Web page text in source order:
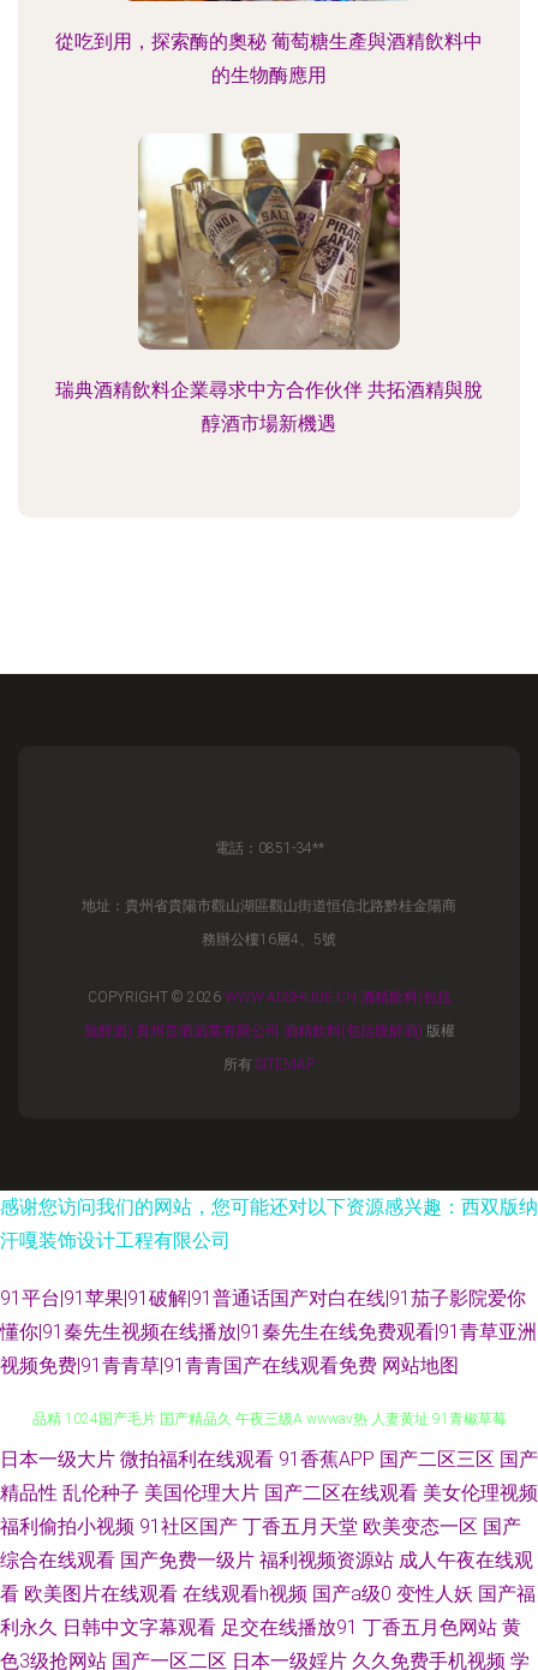
從吃到用，探索酶的奧秘 葡萄糖生產與酒精飲料中
的生物酶應用
瑞典酒精飲料企業尋求中方合作伙伴 共拓酒精與脫
醇酒市場新機遇
電話：0851-34**
地址：貴州省貴陽市觀山湖區觀山街道恒信北路黔桂金陽商
務辦公樓16層4、5號
COPYRIGHT © 2026 WWW.ADSHIJUE.CN 酒精飲料(包括
脫醇酒) 貴州首酒酒業有限公司 酒精飲料(包括脫醇酒) 版權
所有 SITEMAP
感谢您访问我们的网站，您可能还对以下资源感兴趣：西双版纳
汗嘎装饰设计工程有限公司
91平台|91苹果|91破解|91普通话国产对白在线|91茄子影院爱你
懂你|91秦先生视频在线播放|91秦先生在线免费观看|91青草亚洲
视频免费|91青青草|91青青国产在线观看免费 网站地图
91福利短视频 九草热最新视频 国产欧美岛国 日韩精品极品 大香蕉99 九九精
品精 1024国产毛片 囯产精品久 午夜三级A wwwav热 人妻黄址 91青椒草莓
能 夜晚剧场福利姬 福利社午夜影院 在线观看91福利 九一综合含羞草 亚洲免
日本一级大片 微拍福利在线观看 91香蕉APP 国产二区三区 国产
精品性 乱伦种子 美国伦理大片 国产二区在线观看 美女伦理视频
福利偷拍小视频 91社区国产 丁香五月天堂 欧美变态一区 国产
综合在线观看 国产免费一级片 福利视频资源站 成人午夜在线观
看 欧美图片在线观看 在线观看h视频 国产a级0 变性人妖 国产福
利永久 日韩中文字幕观看 足交在线播放91 丁香五月色网站 黄
色3级抢网站 国产一区二区 日本一级婬片 久久免费手机视频 学